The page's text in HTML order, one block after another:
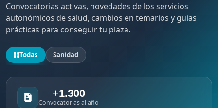
Convocatorias activas, novedades de los servicios
autonómicos de salud, cambios en temarios y guías
prácticas para conseguir tu plaza.
Todas Sanidad
+1.300
Convocatorias al año